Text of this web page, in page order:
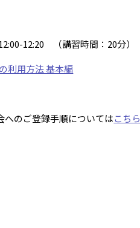
12:20 （講習時間： 20分）
利用方法 基本編
へのご登録手順についてはこちら